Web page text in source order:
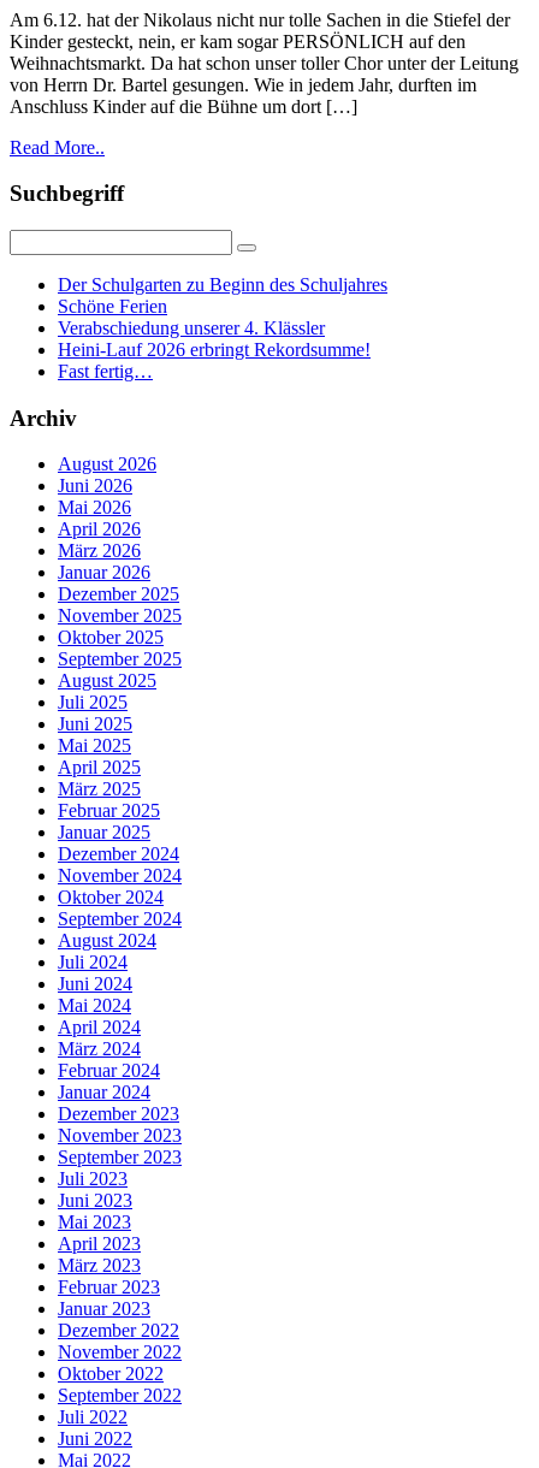
Am 6.12. hat der Nikolaus nicht nur tolle Sachen in die Stiefel der
Kinder gesteckt, nein, er kam sogar PERSÖNLICH auf den
Weihnachtsmarkt. Da hat schon unser toller Chor unter der Leitung
von Herrn Dr. Bartel gesungen. Wie in jedem Jahr, durften im
Anschluss Kinder auf die Bühne um dort […]
Read More..
Suchbegriff
Der Schulgarten zu Beginn des Schuljahres
Schöne Ferien
Verabschiedung unserer 4. Klässler
Heini-Lauf 2026 erbringt Rekordsumme!
Fast fertig…
Archiv
August 2026
Juni 2026
Mai 2026
April 2026
März 2026
Januar 2026
Dezember 2025
November 2025
Oktober 2025
September 2025
August 2025
Juli 2025
Juni 2025
Mai 2025
April 2025
März 2025
Februar 2025
Januar 2025
Dezember 2024
November 2024
Oktober 2024
September 2024
August 2024
Juli 2024
Juni 2024
Mai 2024
April 2024
März 2024
Februar 2024
Januar 2024
Dezember 2023
November 2023
September 2023
Juli 2023
Juni 2023
Mai 2023
April 2023
März 2023
Februar 2023
Januar 2023
Dezember 2022
November 2022
Oktober 2022
September 2022
Juli 2022
Juni 2022
Mai 2022